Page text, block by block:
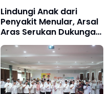
Lindungi Anak dari
Penyakit Menular, Arsal
Aras Serukan Dukungan
Penuh untuk BIAS